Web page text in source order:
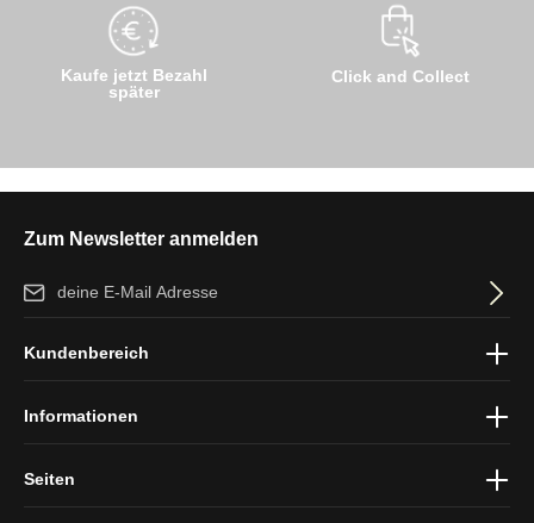
Kaufe jetzt Bezahl
später
Click and Collect
Zum Newsletter anmelden
E-Mail-Adresse*
und dieAGBgelesen und bin mit ihnen einverstanden.
Kundenbereich
Informationen
Seiten